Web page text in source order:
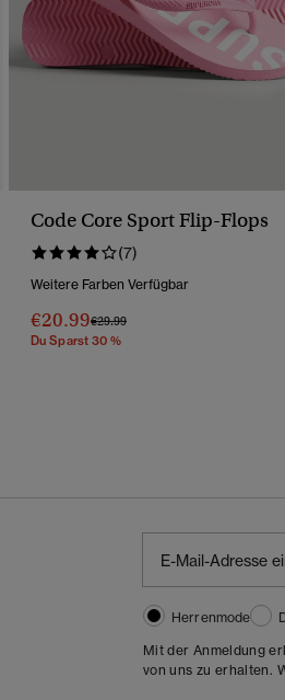
Code Core Sport Flip-Flops
(7)
Weitere Farben Verfügbar
€20.99Preis Wurde Reduziert Von
€29.99Bis
Du Sparst 30 %
Herrenmode
Mit der Anmeldung
von uns zu erhalten.